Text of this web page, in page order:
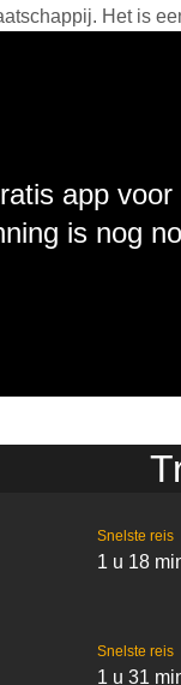
Het is
app
is nog
Snelste reis
1 u 18
Snelste reis
1 u 31